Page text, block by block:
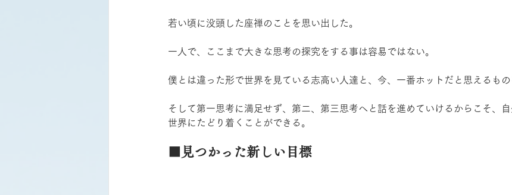
若い頃に没頭した座禅のことを思い出した。
一人で、ここまで大きな思考の探究をする事は容易ではない。
僕とは違った形で世界を見ている志高い人達と、今、一番ホットだと思えるもの
そして第一思考に満足せず、第二、第三思考へと話を進めていけるからこそ、
世界にたどり着くことができる。
■見つかった新しい目標